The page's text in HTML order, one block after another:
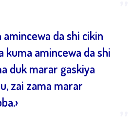
amincewa da shi cikin
kuma amincewa da shi
duk marar gaskiya
zai zama marar